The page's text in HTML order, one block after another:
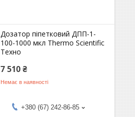
Дозатор піпетковий ДПП-1-
100-1000 мкл Thermo Scientific
Техно
7 510 ₴
Немає в наявності
+380 (67) 242-86-85